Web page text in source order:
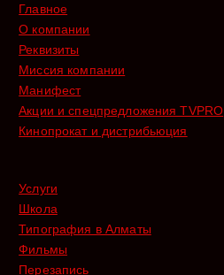
Главное
О компании
Реквизиты
Миссия компании
Манифест
Акции и спецпредложения TVPRO
Кинопрокат и дистрибьюция
Услуги
Школа
Типография в Алматы
Фильмы
Перезапись